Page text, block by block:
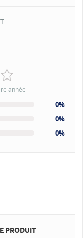
année
0%
0%
0%
PRODUIT